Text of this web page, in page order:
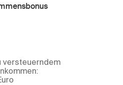
versteuerndem